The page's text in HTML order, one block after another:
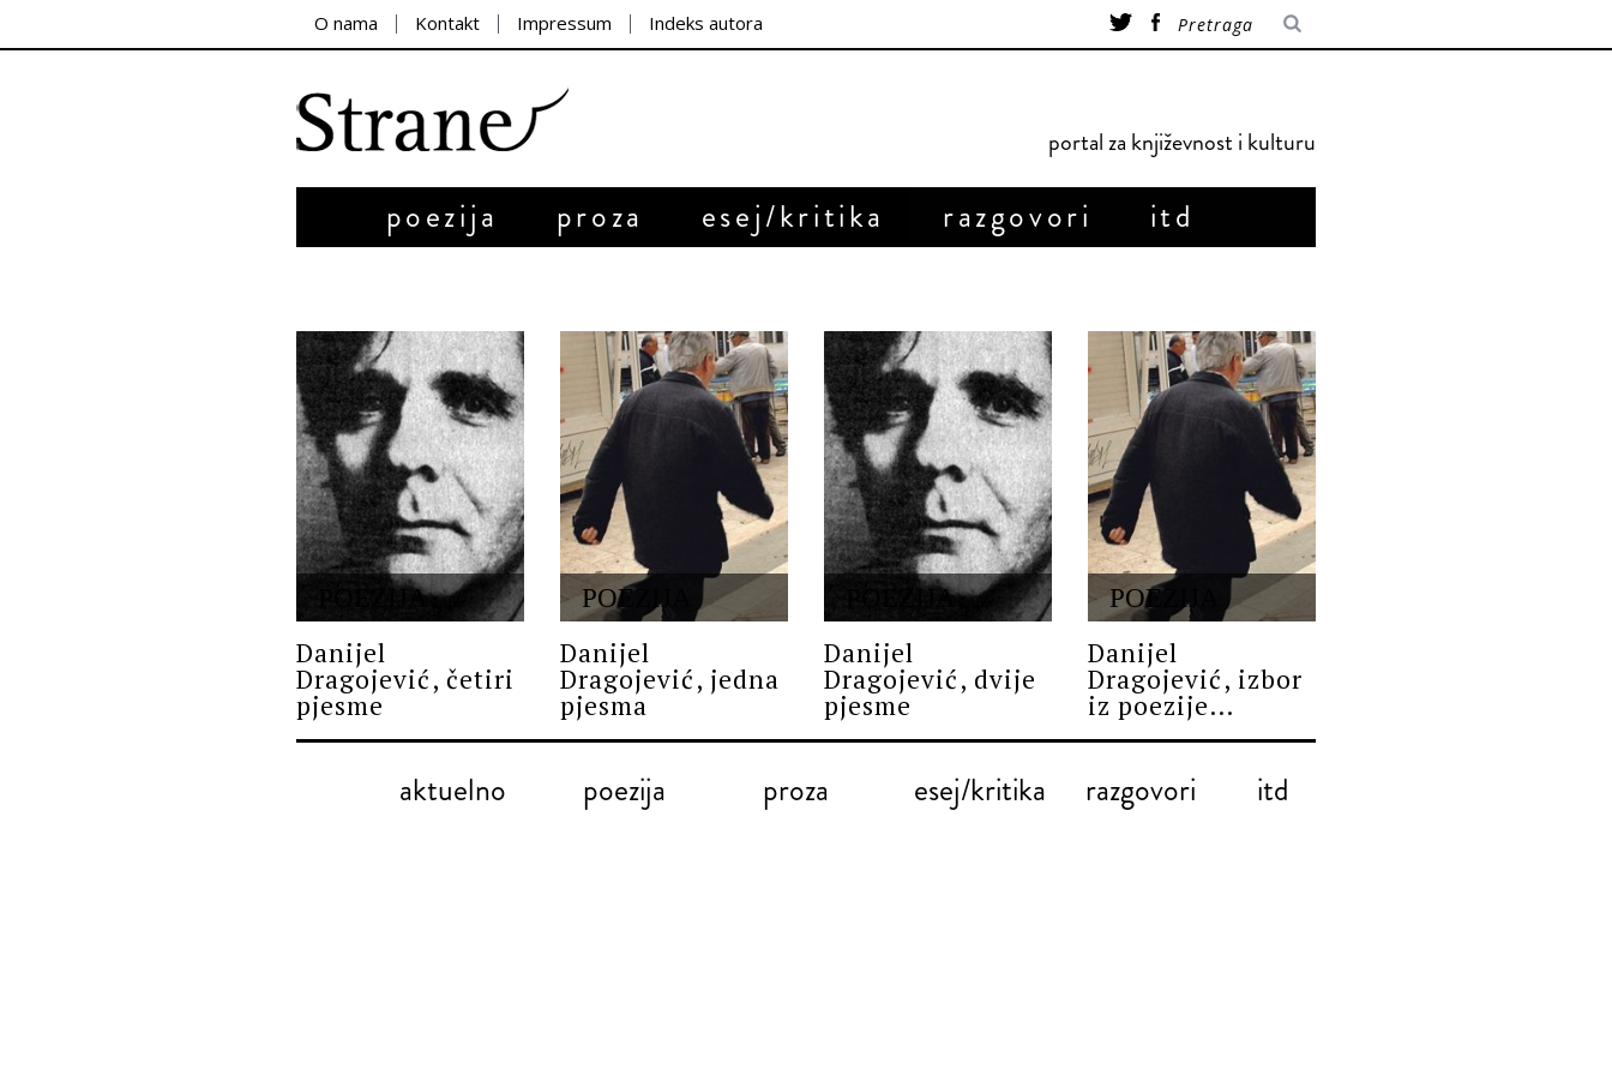
O nama Kontakt Impressum Indeks autora
portal za književnost i kulturu
poezija proza esej/kritika razgovori itd
POEZIJA
Danijel
Dragojević, četiri
pjesme
POEZIJA
Danijel
Dragojević, jedna
pjesma
POEZIJA
Danijel
Dragojević, dvije
pjesme
POEZIJA
Danijel
Dragojević, izbor
iz poezije...
aktuelno poezija proza esej/kritika razgovori itd